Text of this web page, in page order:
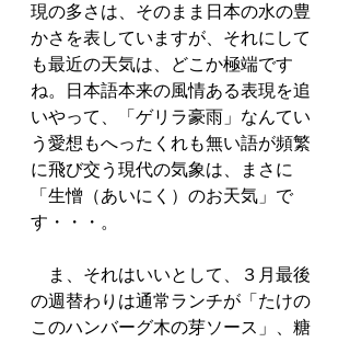
現の多さは、そのまま日本の水の豊
かさを表していますが、それにして
も最近の天気は、どこか極端です
ね。日本語本来の風情ある表現を追
いやって、「ゲリラ豪雨」なんてい
う愛想もへったくれも無い語が頻繁
に飛び交う現代の気象は、まさに
「生憎（あいにく）のお天気」で
す・・・。
ま、それはいいとして、３月最後
の週替わりは通常ランチが「たけの
このハンバーグ木の芽ソース」、糖